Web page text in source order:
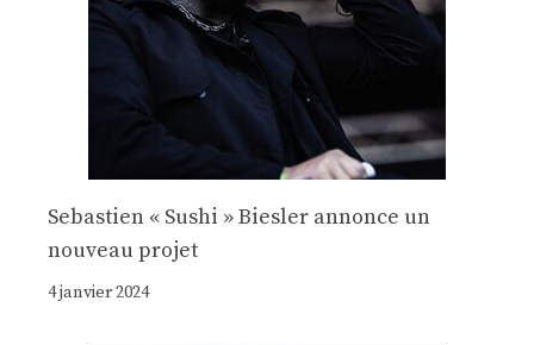
Sebastien « Sushi » Biesler annonce un
nouveau projet
4 janvier 2024